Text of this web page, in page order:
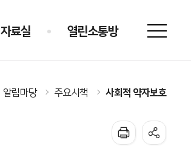
자료실 열린소통방
알림마당 주요시책 사회적 약자보호